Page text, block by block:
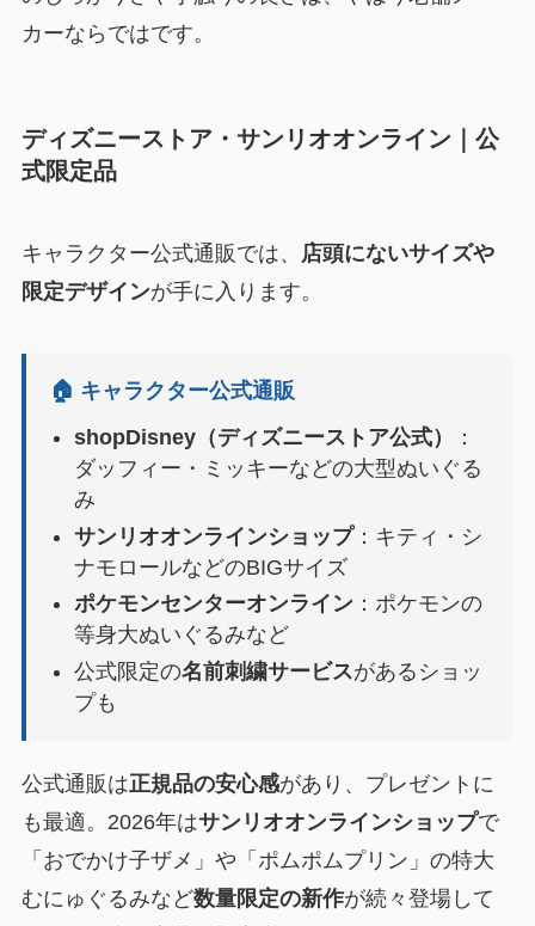
カーならではです。
ディズニーストア・サンリオオンライン｜公
式限定品
キャラクター公式通販では、 店頭にないサイズや
限定デザインが手に入ります。
🏠 キャラクター公式通販
shopDisney（ディズニーストア公式）
：
ダッフィー・ミッキーなどの大型ぬいぐる
み
サンリオオンラインショップ：キティ・シ
ナモロールなどのBIGサイズ
ポケモンセンターオンライン ：ポケモンの
等身大ぬいぐるみなど
公式限定の名前刺繍サービスがあるショッ
プも
公式通販は正規品の安心感があり、プレゼントに
も最適。2026年はサンリオオンラインショップで
「おでかけ子ザメ」や「ポムポムプリン」の特大
むにゅぐるみなど数量限定の新作が続々登場して